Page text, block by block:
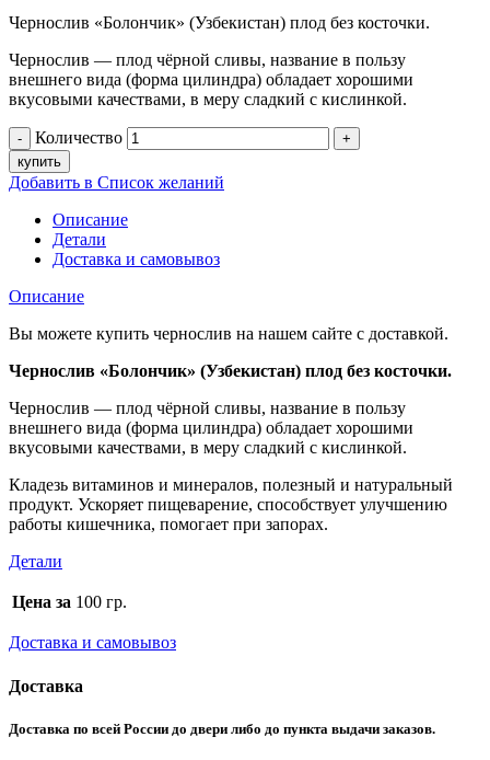
Чернослив «Болончик» (Узбекистан) плод без косточки.
Чернослив — плод чёрной сливы, название в пользу
внешнего вида (форма цилиндра) обладает хорошими
вкусовыми качествами, в меру сладкий с кислинкой.
Количество
купить
Добавить в Список желаний
Описание
Детали
Доставка и самовывоз
Описание
Вы можете купить чернослив на нашем сайте с доставкой.
Чернослив «Болончик» (Узбекистан) плод без косточки.
Чернослив — плод чёрной сливы, название в пользу
внешнего вида (форма цилиндра) обладает хорошими
вкусовыми качествами, в меру сладкий с кислинкой.
Кладезь витаминов и минералов, полезный и натуральный
продукт. Ускоряет пищеварение, способствует улучшению
работы кишечника, помогает при запорах.
Детали
Цена за 100 гр.
Доставка и самовывоз
Доставка
Доставка по всей России до двери либо до пункта выдачи заказов.